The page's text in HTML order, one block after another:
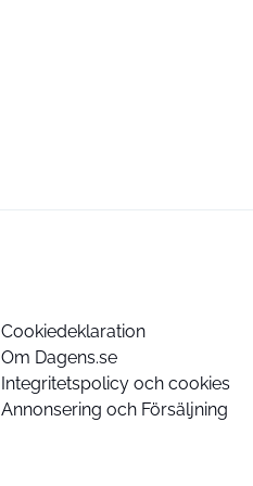
Cookiedeklaration
Om Dagens.se
Integritetspolicy och cookies
Annonsering och Försäljning